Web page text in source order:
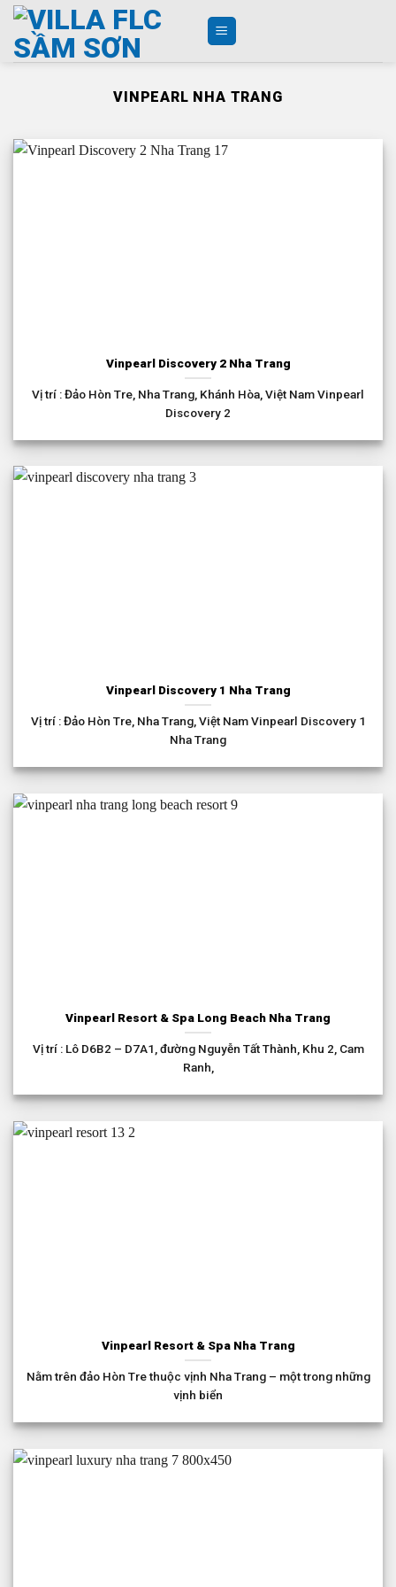
Skip
content
VINPEARL NHA TRANG
Vinpearl Discovery 2 Nha Trang
Vị trí : Đảo Hòn Tre, Nha Trang, Khánh Hòa, Việt Nam Vinpearl
Discovery 2
Vinpearl Discovery 1 Nha Trang
Vị trí : Đảo Hòn Tre, Nha Trang, Việt Nam Vinpearl Discovery 1
Nha Trang
Vinpearl Resort & Spa Long Beach Nha Trang
Vị trí : Lô D6B2 – D7A1, đường Nguyễn Tất Thành, Khu 2, Cam
Ranh,
Vinpearl Resort & Spa Nha Trang
Nằm trên đảo Hòn Tre thuộc vịnh Nha Trang – một trong những
vịnh biển